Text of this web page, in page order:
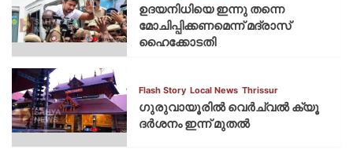
ഉദയനിധിയെ ഇന്നു തന്നെ
മോചിപ്പിക്കണമെന്ന് മദ്രാസ്
ഹൈക്കോടതി
Flash Story Local News Thrissur
ഗുരുവായൂരില്‍ വെര്‍ച്വല്‍ ക്യൂ
ദര്‍ശനം ഇന്ന് മുതല്‍